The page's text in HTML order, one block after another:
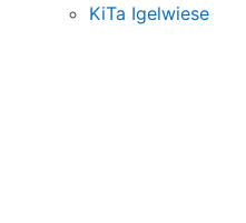
KiTa Igelwiese